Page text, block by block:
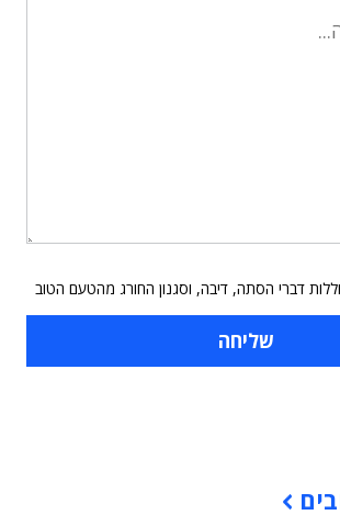
דברי הסתה, דיבה, וסגנון החורג מהטעם הטוב